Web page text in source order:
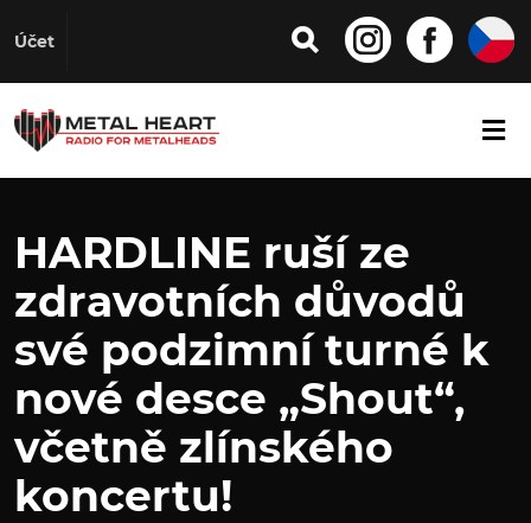
Účet
HARDLINE ruší ze
zdravotních důvodů
své podzimní turné k
nové desce „Shout“,
včetně zlínského
koncertu!